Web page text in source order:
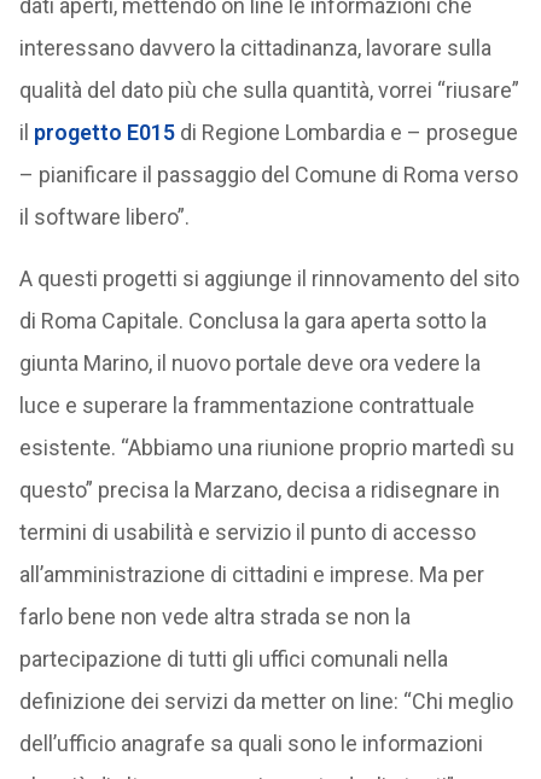
dati aperti, mettendo on line le informazioni che
interessano davvero la cittadinanza, lavorare sulla
qualità del dato più che sulla quantità, vorrei “riusare”
il progetto E015di Regione Lombardia e – prosegue
– pianificare il passaggio del Comune di Roma verso
il software libero”.
A questi progetti si aggiunge il rinnovamento del sito
di Roma Capitale. Conclusa la gara aperta sotto la
giunta Marino, il nuovo portale deve ora vedere la
luce e superare la frammentazione contrattuale
esistente. “Abbiamo una riunione proprio martedì su
questo” precisa la Marzano, decisa a ridisegnare in
termini di usabilità e servizio il punto di accesso
all’amministrazione di cittadini e imprese. Ma per
farlo bene non vede altra strada se non la
partecipazione di tutti gli uffici comunali nella
definizione dei servizi da metter on line: “Chi meglio
dell’ufficio anagrafe sa quali sono le informazioni